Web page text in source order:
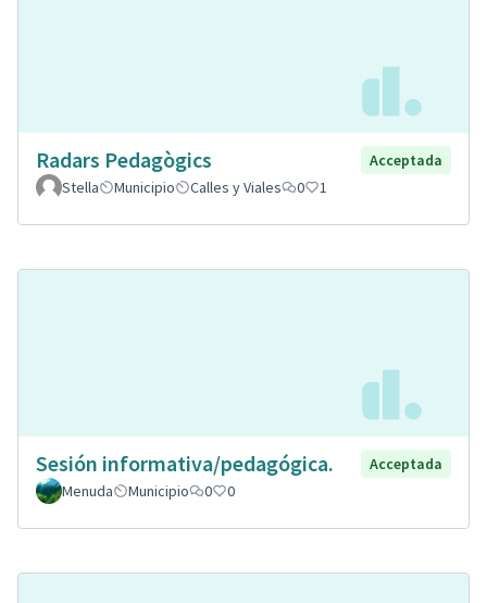
Radars Pedagògics
Acceptada
Stella
Municipio Calles y Viales 0 1
Sesión informativa/pedagógica.
Acceptada
Menuda
Municipio 0 0